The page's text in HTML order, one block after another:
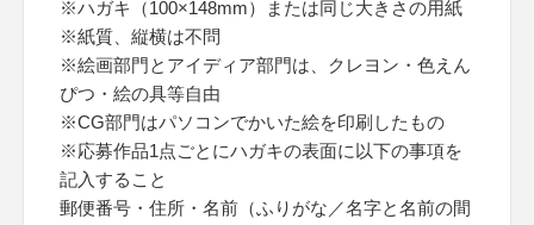
※ハガキ（100×148mm）または同じ大きさの用紙
※紙質、縦横は不問
※絵画部門とアイディア部門は、クレヨン・色えん
ぴつ・絵の具等自由
※CG部門はパソコンでかいた絵を印刷したもの
※応募作品1点ごとにハガキの表面に以下の事項を
記入すること
郵便番号・住所・名前（ふりがな／名字と名前の間